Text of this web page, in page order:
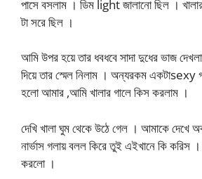
পাসে বসলাম । ডিম light জালানো ছিল ।
টা সরে ছিল ।
আমি উপর হয়ে তার ধবধবে সাদা দুধের ভাজ
দিয়ে তার স্মেল নিলাম । অন্যরকম একটাsexy
হলো আমার ,আমি খালার গালে কিস করলাম ।
দেখি খালা ঘুম থেকে উঠে গেল । আমাকে দেখে
নার্ভাস গলায় বলল কিরে তুই এইখানে কি করিস
করলো ।